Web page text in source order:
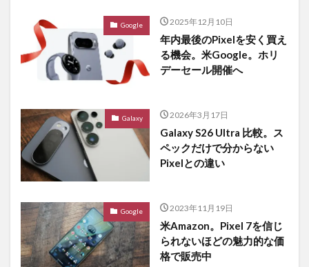
Google 2025年12月10日
年内最後のPixelを安く買え
る機会。米Google。ホリ
デーセール開催へ
Galaxy 2026年3月17日
Galaxy S26 Ultra 比較。ス
ペックだけで分からない
Pixelとの違い
Google 2023年11月19日
米Amazon。Pixel 7を信じ
られないほどの魅力的な価
格で販売中